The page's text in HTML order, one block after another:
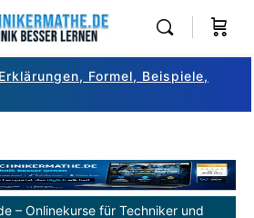
Formel, Beispiele,
– Onlinekurse für Techniker und